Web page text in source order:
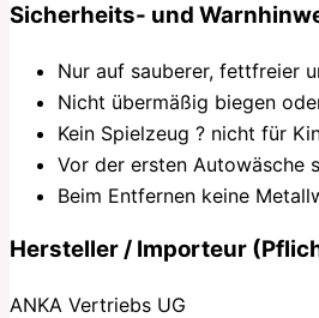
Sicherheits- und
Nur auf sauberer, fettfreier
Nicht übermäßig biegen
Kein Spielzeug ? nicht für
Vor der ersten Autowäsche
Beim Entfernen keine
Hersteller / Importeur
ANKA Vertriebs UG